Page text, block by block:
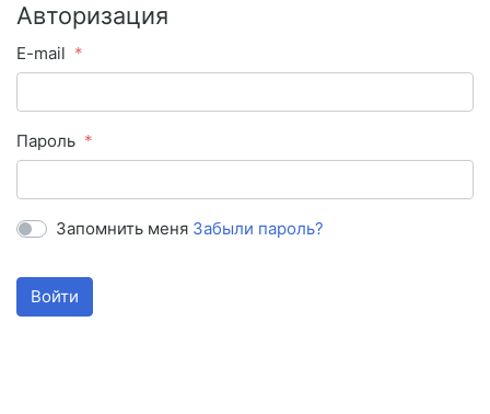
Авторизация
E-mail
Пароль
Запомнить меня Забыли пароль?
Войти